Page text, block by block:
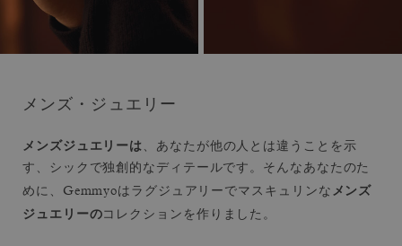
メンズ・ジュエリー
メンズジュエリーは 、あなたが他の人とは違うことを示
す、シックで独創的なディテールです。そんなあなたのた
めに、Gemmyoはラグジュアリーでマスキュリンな メンズ
ジュエリーのコレクションを作りました。